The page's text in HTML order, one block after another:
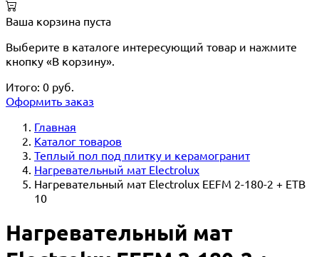
Ваша корзина пуста
Выберите в каталоге интересующий товар и нажмите
кнопку «В корзину».
Итого: 0 руб.
Оформить заказ
Главная
Каталог товаров
Теплый пол под плитку и керамогранит
Нагревательный мат Electrolux
Нагревательный мат Electrolux EEFM 2-180-2 + ETB
10
Нагревательный мат